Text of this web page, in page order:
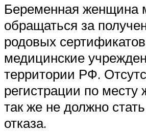
Беременная женщина
обращаться за
родовых
медицинские
территории РФ.
регистрации по месту
так же не должно
отказа.